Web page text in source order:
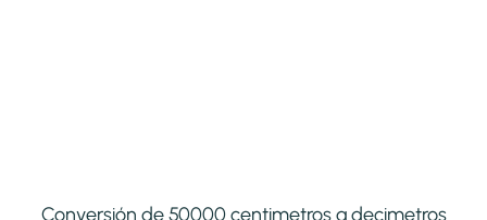
Conversión de 50000 centimetros a decimetros